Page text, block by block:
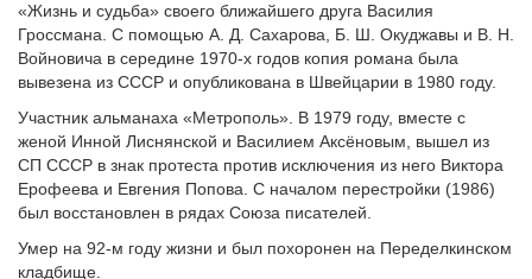
«Жизнь и судьба» своего ближайшего друга Василия
Гроссмана. С помощью А. Д. Сахарова, Б. Ш. Окуджавы и В. Н.
Войновича в середине 1970-х годов копия романа была
вывезена из СССР и опубликована в Швейцарии в 1980 году.
Участник альманаха «Метрополь». В 1979 году, вместе с
женой Инной Лиснянской и Василием Аксёновым, вышел из
СП СССР в знак протеста против исключения из него Виктора
Ерофеева и Евгения Попова. С началом перестройки (1986)
был восстановлен в рядах Союза писателей.
Умер на 92-м году жизни и был похоронен на Переделкинском
кладбище.